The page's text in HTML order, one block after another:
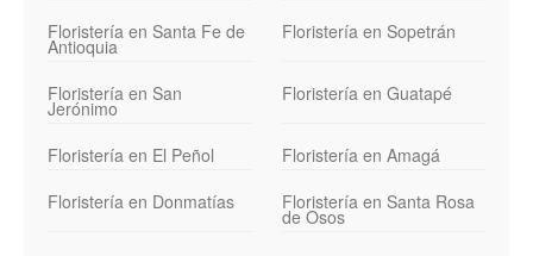
Floristería en Santa Fe de
Antioquia
Floristería en Sopetrán
Floristería en San
Jerónimo
Floristería en Guatapé
Floristería en El Peñol
Floristería en Amagá
Floristería en Donmatías
Floristería en Santa Rosa
de Osos